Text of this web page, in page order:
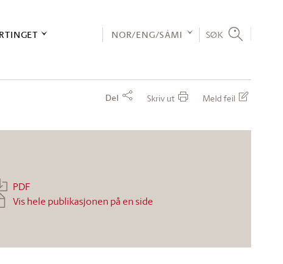
NOR/ENG/SÁMI SØK
Del Skriv ut Meld feil
PDF
Vis hele publikasjonen på en side